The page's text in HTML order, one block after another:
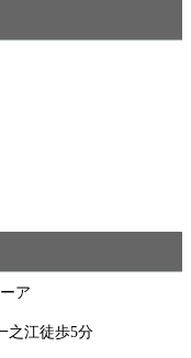
ア
之江徒歩5分